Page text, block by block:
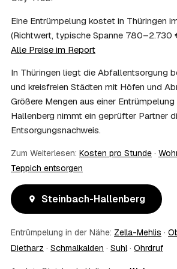
Im Einzelfall ist das möglich — etwa
Wohnungsauflösung im Rahmen von
einem vom Amt veranlassten Umzug.
und holen die Kostenübernahme
Zentrum vermittelt die Entrümpler,
über die Kostenübernahme.
08 Bekomme ich einen
Ja. Die Partner entsorgen über
wichtig zum Beispiel für Vermieter,
oder die eigene Dokumentation.
Nicht zwingend. Viele Kunden in
sind nur zur Übergabe und zum
stimmen Sie direkt mit dem Entrümpler
10 Was ist im Festpreis enthalten?
Eine Entrümpelung kostet in Thüringen
(Richtwert, typische Spanne 780–2.730
Alle Preise im Report
In Thüringen liegt die Abfallentsorgung
und kreisfreien Städten mit Höfen und
Größere Mengen aus einer
Hallenberg nimmt ein geprüfter Partner
Entsorgungsnachweis.
Zum Weiterlesen: Kosten pro Stunde ·
Teppich entsorgen
Steinbach-Hallenberg
Entrümpelung in der Nähe: Zella-Mehlis ·
Dietharz · Schmalkalden · Suhl· Ohrdruf